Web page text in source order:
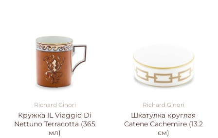
Richard Ginori
Кружка IL Viaggio Di
Nettuno Terracotta (365
мл)
Richard Ginori
Шкатулка круглая
Catene Cachemire (13.2
см)